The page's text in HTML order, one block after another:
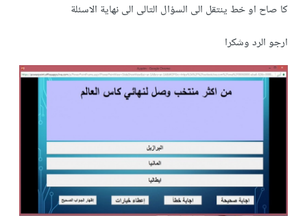
كا صاح او خط ينتقل الى السؤال التالى الى نهاية الاسئلة
ارجو الرد وشكرا